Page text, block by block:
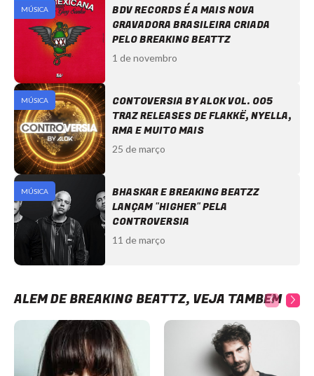
MÚSICA
BDV RECORDS É A MAIS NOVA
GRAVADORA BRASILEIRA CRIADA
PELO BREAKING BEATTZ
1 de novembro
MÚSICA
CONTOVERSIA BY ALOK VOL. 005
TRAZ RELEASES DE FLAKKË, NYELLA,
RMA E MUITO MAIS
25 de março
MÚSICA
BHASKAR E BREAKING BEATZZ
LANÇAM "HIGHER" PELA
CONTROVERSIA
11 de março
ALÉM DE BREAKING BEATTZ, VEJA TAMBÉM